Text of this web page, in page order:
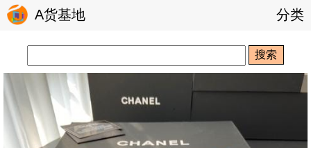
A货基地 分类
搜索